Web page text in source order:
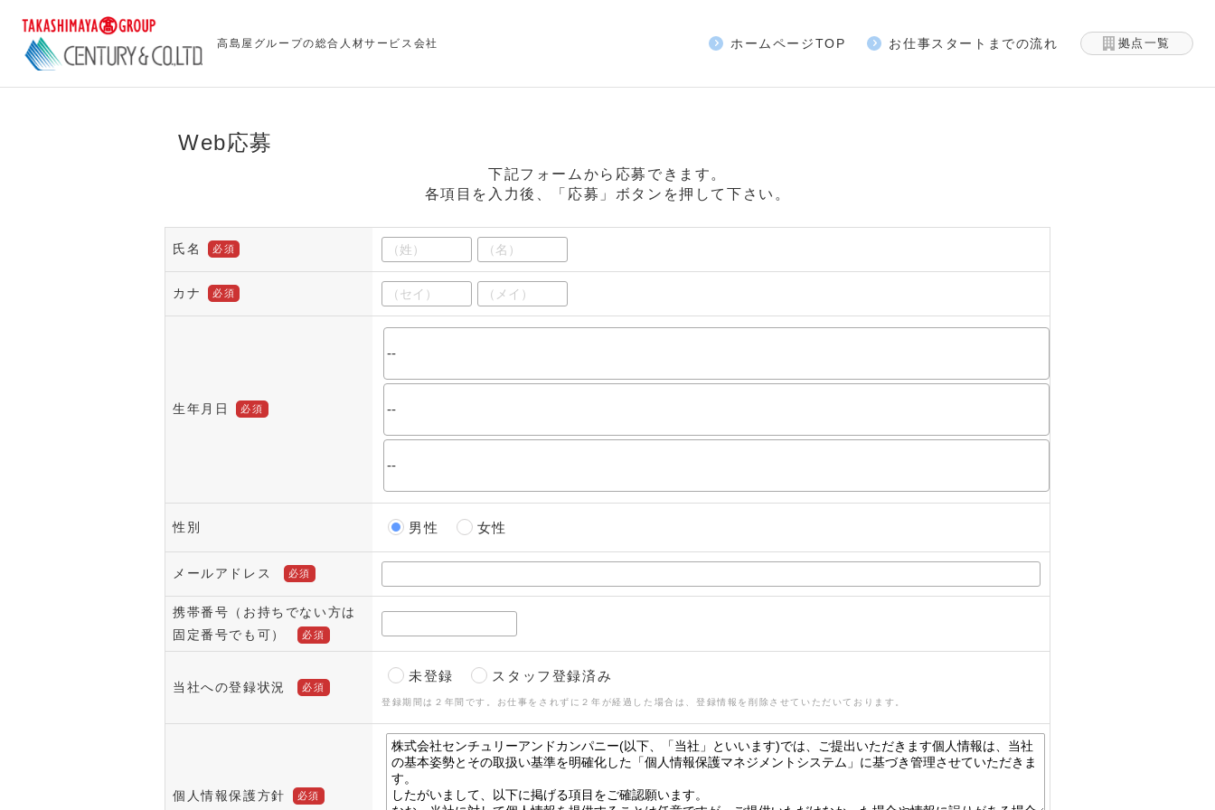
高島屋グループの総合人材サービス会社 ホームページTOP お仕事スタートまでの流れ 拠点一覧
Web応募
下記フォームから応募できます。
各項目を入力後、「応募」ボタンを押して下さい。
氏名 必須
カナ 必須
生年月日 必須
性別 男性 女性
メールアドレス 必須
携帯番号（お持ちでない方は
固定番号でも可）
必須
当社への登録状況 必須
未登録 スタッフ登録済み
登録期間は２年間です。お仕事をされずに２年が経過した場合は、登録情報を削除させていただいております。
個人情報保護方針 必須